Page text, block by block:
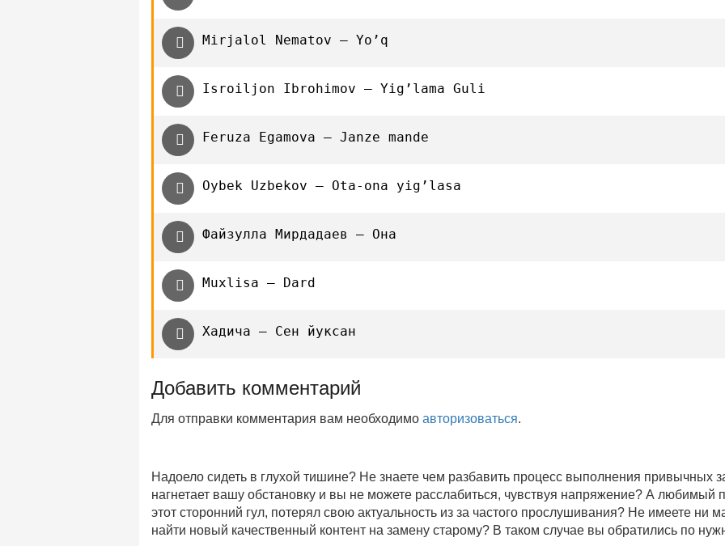
Mirjalol Nematov — Yo’q
Isroiljon Ibrohimov — Yig’lama Guli
Feruza Egamova — Janze mande
Oybek Uzbekov — Ota-ona yig’lasa
Файзулла Мирдадаев — Она
Muxlisa — Dard
Хадича — Сен йуксан
Добавить комментарий
Для отправки комментария вам необходимо авторизоваться.
Надоело сидеть в глухой тишине? Не знаете чем разбавить процесс выполнения
нагнетает вашу обстановку и вы не можете расслабиться, чувствуя напряжение? А любимый
этот сторонний гул, потерял свою актуальность из за частого прослушивания? Не имеете ни
найти новый качественный контент на замену старому? В таком случае вы обратились по